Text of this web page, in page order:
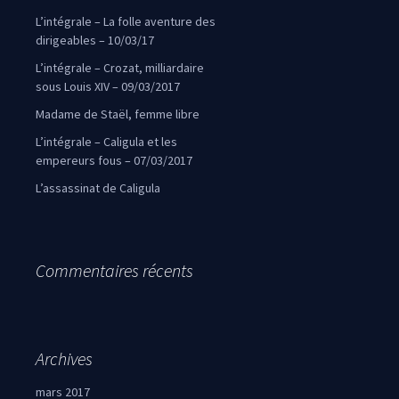
L’intégrale – La folle aventure des
dirigeables – 10/03/17
L’intégrale – Crozat, milliardaire
sous Louis XIV – 09/03/2017
Madame de Staël, femme libre
L’intégrale – Caligula et les
empereurs fous – 07/03/2017
L’assassinat de Caligula
Commentaires récents
Archives
mars 2017